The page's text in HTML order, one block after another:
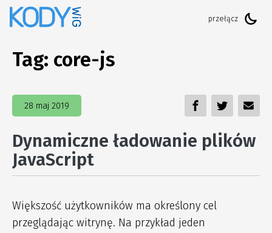
Tag: core-js
28 maj 2019
Dynamiczne ładowanie plików
JavaScript
Większość użytkowników ma określony cel
przeglądając witrynę. Na przykład jeden